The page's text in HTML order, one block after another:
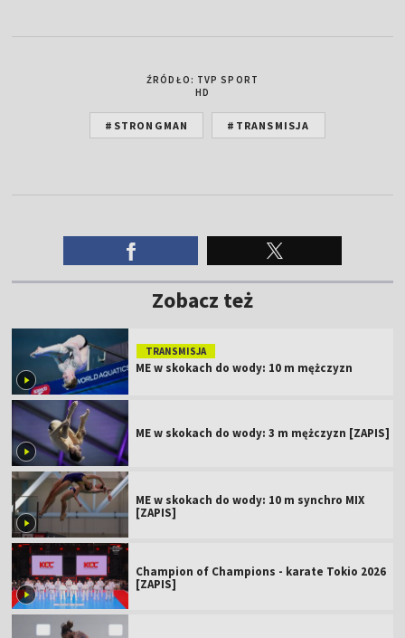
ŹRÓDŁO: TVP SPORT
HD
#STRONGMAN #TRANSMISJA
Zobacz też
TRANSMISJA
ME w skokach do wody: 10 m mężczyzn
ME w skokach do wody: 3 m mężczyzn [ZAPIS]
ME w skokach do wody: 10 m synchro MIX
[ZAPIS]
Champion of Champions - karate Tokio 2026
[ZAPIS]